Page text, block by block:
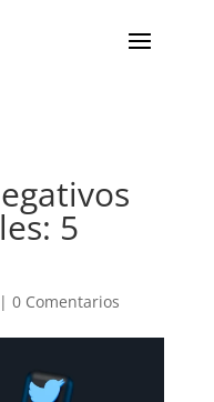
5
| 0 Comentarios